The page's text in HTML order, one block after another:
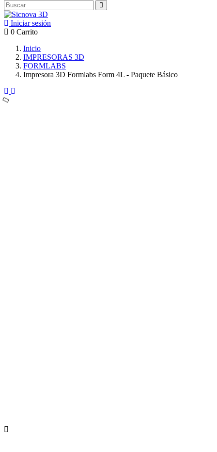
Iniciar sesión
0 Carrito
Inicio
IMPRESORAS 3D
FORMLABS
Impresora 3D Formlabs Form 4L - Paquete Básico